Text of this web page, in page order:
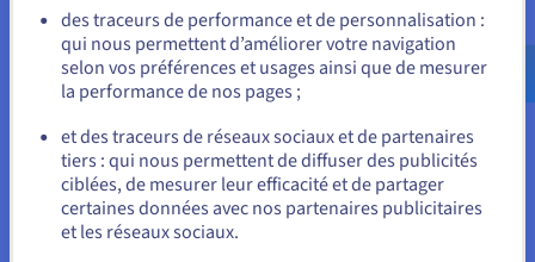
100 comptes
Prix : 44,99 €HT/moissoit
Plesk
Allez sur le site États-Unis
us.ovhcloud.com/
Anglais USD - $
ou
Rester sur le site actuel
Sélectionner un autre site web
des traceurs de performance et de personnalisation :
qui nous permettent d’améliorer votre navigation
selon vos préférences et usages ainsi que de mesurer
la performance de nos pages ;
et des traceurs de réseaux sociaux et de partenaires
tiers : qui nous permettent de diffuser des publicités
ciblées, de mesurer leur efficacité et de partager
certaines données avec nos partenaires publicitaires
et les réseaux sociaux.